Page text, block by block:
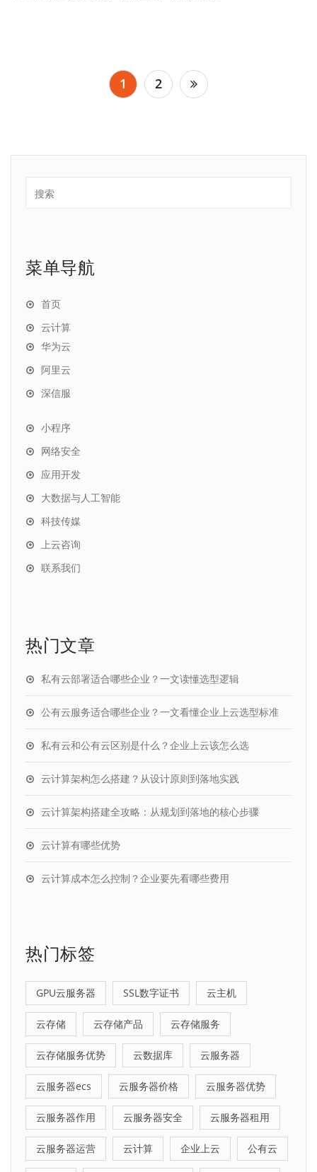
1 2
菜单导航
首页
云计算
华为云
阿里云
深信服
小程序
网络安全
应用开发
大数据与人工智能
科技传媒
上云咨询
联系我们
热门文章
私有云部署适合哪些企业？一文读懂选型逻辑
公有云服务适合哪些企业？一文看懂企业上云选型标准
私有云和公有云区别是什么？企业上云该怎么选
云计算架构怎么搭建？从设计原则到落地实践
云计算架构搭建全攻略：从规划到落地的核心步骤
云计算有哪些优势
云计算成本怎么控制？企业要先看哪些费用
热门标签
GPU云服务器 SSL数字证书 云主机
云存储 云存储产品 云存储服务
云存储服务优势 云数据库 云服务器
云服务器ecs 云服务器价格 云服务器优势
云服务器作用 云服务器安全 云服务器租用
云服务器运营 云计算 企业上云 公有云